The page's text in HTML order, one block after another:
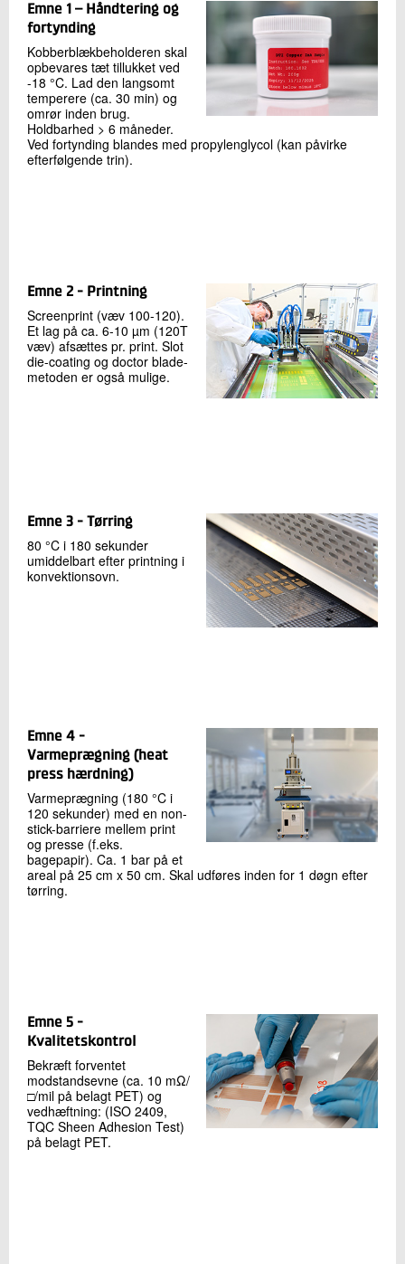
Send
Emne 1 – Håndtering og
fortynding
Kobberblækbeholderen skal
opbevares tæt tillukket ved
-18 °C. Lad den langsomt
temperere (ca. 30 min) og
omrør inden brug.
Holdbarhed > 6 måneder.
Ved fortynding blandes med propylenglycol (kan påvirke
efterfølgende trin).
Emne 2 - Printning
Screenprint (væv 100-120).
Et lag på ca. 6-10 µm (120T
væv) afsættes pr. print. Slot
die-coating og doctor blade-
metoden er også mulige.
Emne 3 - Tørring
80 °C i 180 sekunder
umiddelbart efter printning i
konvektionsovn.
Emne 4 -
Varmeprægning (heat
press hærdning)
Varmeprægning (180 °C i
120 sekunder) med en non-
stick-barriere mellem print
og presse (f.eks.
bagepapir). Ca. 1 bar på et
areal på 25 cm x 50 cm. Skal udføres inden for 1 døgn efter
tørring.
Emne 5 -
Kvalitetskontrol
Bekræft forventet
modstandsevne (ca. 10 mΩ/
□/mil på belagt PET) og
vedhæftning: (ISO 2409,
TQC Sheen Adhesion Test)
på belagt PET.